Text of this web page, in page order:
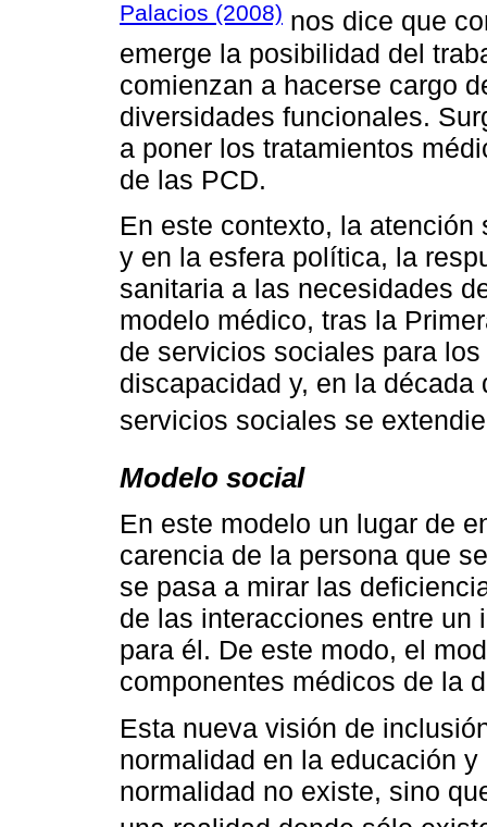
Palacios (2008) nos dice que
emerge la posibilidad del
comienzan a hacerse cargo
diversidades funcionales.
a poner los tratamientos
de las PCD.
En este contexto, la
y en la esfera política, la
sanitaria a las necesidades
modelo médico, tras la
de servicios sociales para
discapacidad y, en la
servicios sociales se
Modelo social
En este modelo un lugar de
carencia de la persona que
se pasa a mirar las
de las interacciones entre un
para él. De este modo, el
componentes médicos de la
Esta nueva visión de
normalidad en la educación
normalidad no existe, sino